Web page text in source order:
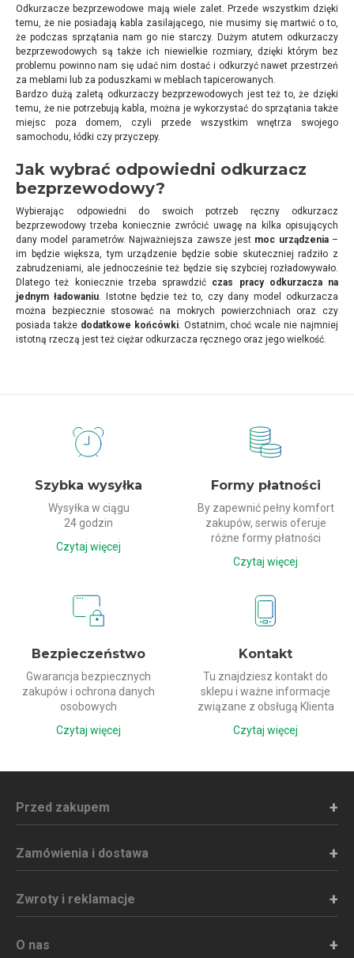
Odkurzacze bezprzewodowe mają wiele zalet. Przede wszystkim dzięki
temu, że nie posiadają kabla zasilającego, nie musimy się martwić o to,
że podczas sprzątania nam go nie starczy. Dużym atutem odkurzaczy
bezprzewodowych są także ich niewielkie rozmiary, dzięki którym bez
problemu powinno nam się udać nim dostać i odkurzyć nawet przestrzeń
za meblami lub za poduszkami w meblach tapicerowanych.
Bardzo dużą zaletą odkurzaczy bezprzewodowych jest też to, że dzięki
temu, że nie potrzebują kabla, można je wykorzystać do sprzątania także
miejsc poza domem, czyli przede wszystkim wnętrza swojego
samochodu, łódki czy przyczepy.
Jak wybrać odpowiedni odkurzacz
bezprzewodowy?
Wybierając odpowiedni do swoich potrzeb ręczny odkurzacz
bezprzewodowy trzeba koniecznie zwrócić uwagę na kilka opisujących
dany model parametrów. Najważniejsza zawsze jest moc urządzenia–
im będzie większa, tym urządzenie będzie sobie skuteczniej radziło z
zabrudzeniami, ale jednocześnie też będzie się szybciej rozładowywało.
Dlatego też koniecznie trzeba sprawdzić czas pracy odkurzacza na
jednym ładowaniu. Istotne będzie też to, czy dany model odkurzacza
można bezpiecznie stosować na mokrych powierzchniach oraz czy
posiada także dodatkowe końcówki. Ostatnim, choć wcale nie najmniej
istotną rzeczą jest też ciężar odkurzacza ręcznego oraz jego wielkość.
Dlaczego my?
Szybka wysyłka
Wysyłka w ciągu
24 godzin
Czytaj więcej
Formy płatności
By zapewnić pełny komfort
zakupów, serwis oferuje
różne formy płatności
Czytaj więcej
Bezpieczeństwo
Gwarancja bezpiecznych
zakupów i ochrona danych
osobowych
Czytaj więcej
Kontakt
Tu znajdziesz kontakt do
sklepu i ważne informacje
związane z obsługą Klienta
Czytaj więcej
Przed zakupem
Zamówienia i dostawa
Zwroty i reklamacje
O nas